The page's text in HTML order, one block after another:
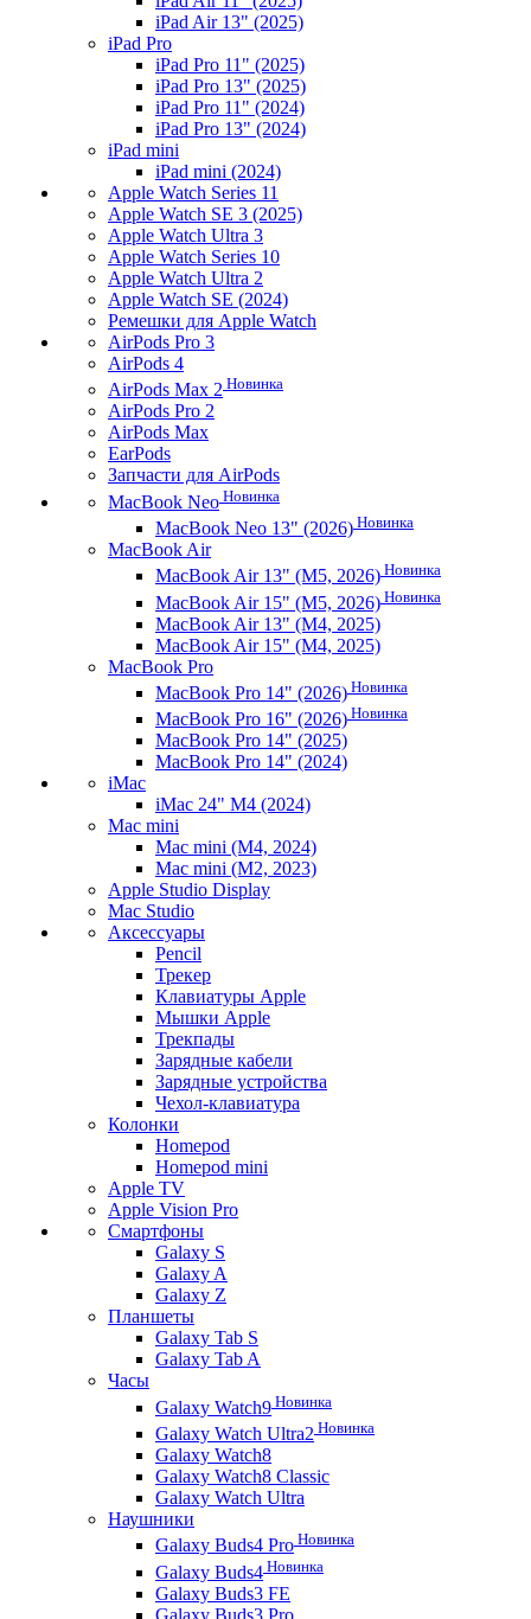
iPad Air 13" (2025)
iPad Pro
iPad Pro 11" (2025)
iPad Pro 13" (2025)
iPad Pro 11" (2024)
iPad Pro 13" (2024)
iPad mini
iPad mini (2024)
Apple Watch Series 11
Apple Watch SE 3 (2025)
Apple Watch Ultra 3
Apple Watch Series 10
Apple Watch Ultra 2
Apple Watch SE (2024)
Ремешки для Apple Watch
AirPods Pro 3
AirPods 4
AirPods Max 2 Новинка
AirPods Pro 2
AirPods Max
EarPods
Запчасти для AirPods
MacBook Neo Новинка
MacBook Neo 13" (2026) Новинка
MacBook Air
MacBook Air 13" (M5, 2026) Новинка
MacBook Air 15" (M5, 2026) Новинка
MacBook Air 13" (M4, 2025)
MacBook Air 15" (M4, 2025)
MacBook Pro
MacBook Pro 14" (2026) Новинка
MacBook Pro 16" (2026) Новинка
MacBook Pro 14" (2025)
MacBook Pro 14" (2024)
iMac
iMac 24" M4 (2024)
Mac mini
Mac mini (M4, 2024)
Mac mini (M2, 2023)
Apple Studio Display
Mac Studio
Аксессуары
Pencil
Трекер
Клавиатуры Apple
Мышки Apple
Трекпады
Зарядные кабели
Зарядные устройства
Чехол-клавиатура
Колонки
Homepod
Homepod mini
Apple TV
Apple Vision Pro
Смартфоны
Galaxy S
Galaxy A
Galaxy Z
Планшеты
Galaxy Tab S
Galaxy Tab A
Часы
Galaxy Watch9 Новинка
Galaxy Watch Ultra2 Новинка
Galaxy Watch8
Galaxy Watch8 Classic
Galaxy Watch Ultra
Наушники
Galaxy Buds4 Pro Новинка
Galaxy Buds4 Новинка
Galaxy Buds3 FE
Galaxy Buds3 Pro